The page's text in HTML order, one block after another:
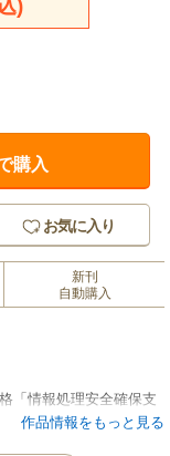
)
購入
お気に入り
新刊
自動購入
「情報処理安全確保支
安全確保支援士とは何
作品情報をもっと見る